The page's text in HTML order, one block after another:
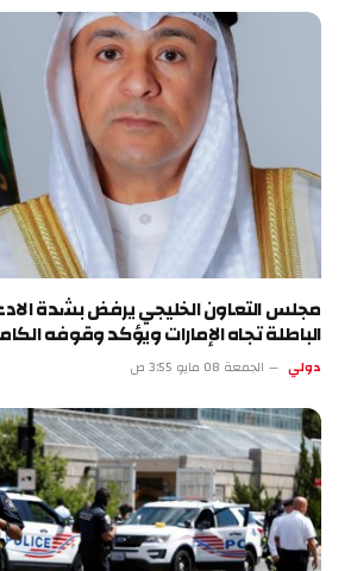
مجلس التعاون الخليجي يرفض بشدة
الباطلة تجاه الإمارات ويؤكد وقوفه
دولي الجمعة 08 مايو 3:55 ص